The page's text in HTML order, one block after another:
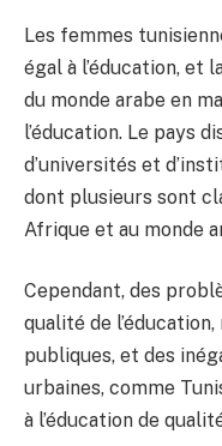
Les femmes
égal à l’éducation, et
du monde arabe en
l’éducation. Le pays
d’universités et
dont plusieurs sont
Afrique et au monde
Cependant, des
qualité de
publiques, et des
urbaines, comme
à l’éducation de